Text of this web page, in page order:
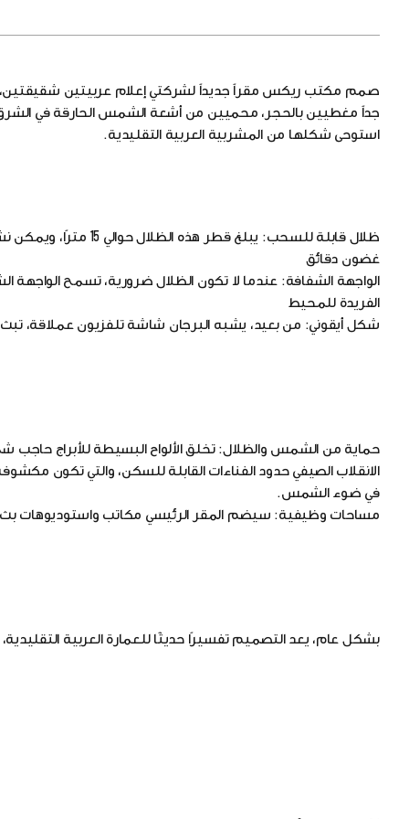
صمم مكتب ريكس مقراً جديداً لشركتي إعلام عربيتين شقيقتين،
جداً مغطيين بالحجر، محميين من أشعة الشمس الحارقة في
استوحى شكلها من المشربية العربية التقليدية.
ظلال قابلة للسحب:
غضون دقائق
الواجهة الشفافة: عندما لا تكون الظلال ضرورية، تسمح الواجهة
الفريدة للمحيط
شكل أيقوني: من بعيد، يشبه البرجان شاشة تلفزيون عملاقة،
حماية من الشمس والظلال: تخلق الألواح البسيطة للأبراج
في ضوء الشمس.
مساحات وظيفية: سيضم المقر الرئيسي مكاتب واستوديوهات بث
بشكل عام، يعد التصميم تفسيرًا حديثًا للعمارة العربية